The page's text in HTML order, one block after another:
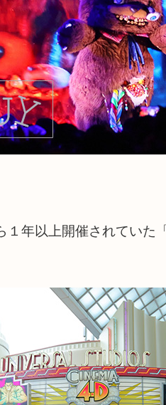
年以上開催されていた